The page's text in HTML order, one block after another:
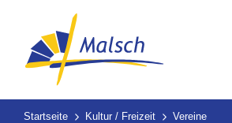
Startseite Kultur / Freizeit Vereine